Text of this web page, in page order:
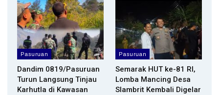
Pasuruan
Dandim 0819/Pasuruan
Turun Langsung Tinjau
Karhutla di Kawasan
Pasuruan
Semarak HUT ke-81 RI,
Lomba Mancing Desa
Slambrit Kembali Digelar